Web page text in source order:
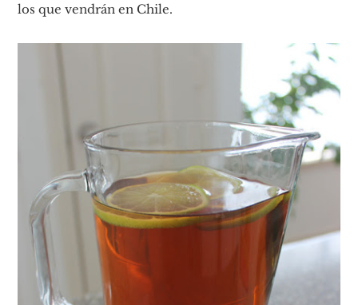
los que vendrán en Chile.